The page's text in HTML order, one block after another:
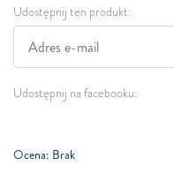
Udostępnij ten produkt:
Udostępnij na facebooku:
Ocena: Brak